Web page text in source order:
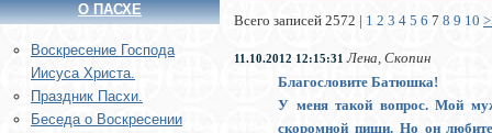
О ПАСХЕ
Воскреcение Господа
Иисуса Христа.
Праздник Пасхи.
Беседа о Воскресении
Всего записей 2572 | 1 2 3 4 5 6 7 8 9 10
11.10.2012 12:15:31 Лена, Скопин
Благословите Батюшка!
У меня такой вопрос. Мой
скоромной пищи. Но он